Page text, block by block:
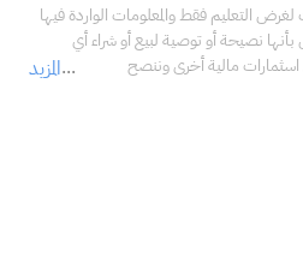
المزيد
لغرض التعليم فقط والمعلومات الواردة فيها
نصيحة أو توصية لبيع أو شراء أي
مالية أخرى وننصح